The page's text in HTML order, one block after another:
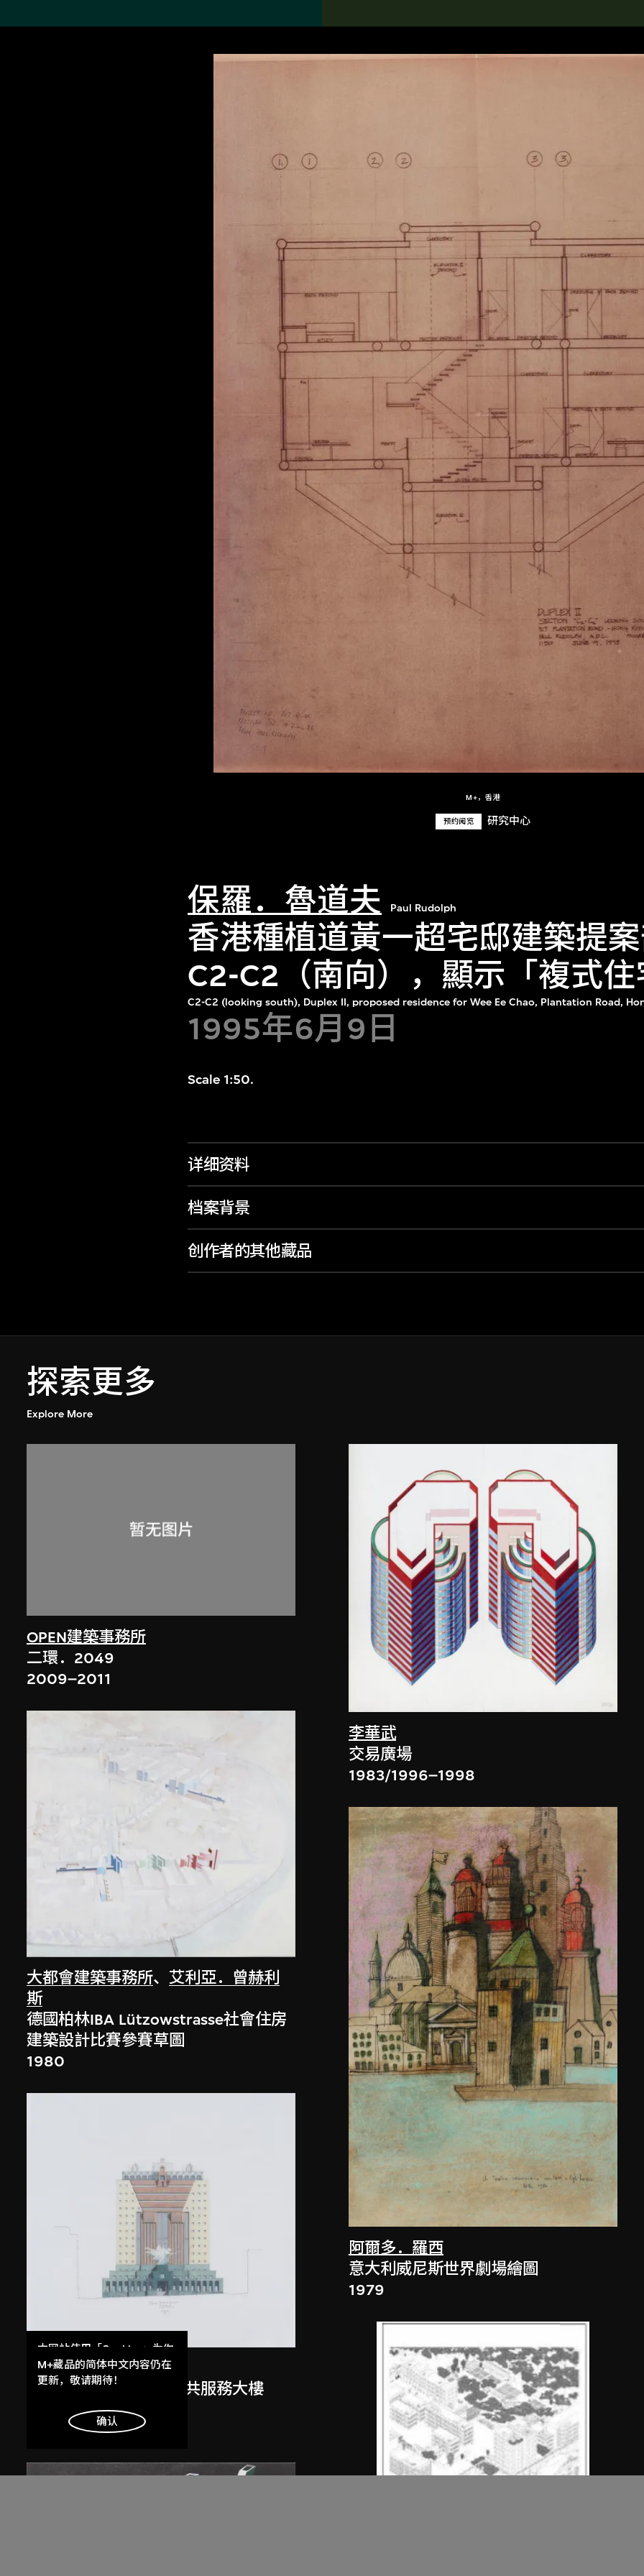
M+，香港
预约阅览 研究中心
保羅．魯道夫 Paul Rudolph
香港種植道黃一超宅邸建築提
C2-C2（南向），顯示「複式住
C2-C2 (looking south), Duplex II, proposed residence for Wee Ee Chao, Plantation Road,
1995年6月9日
Scale 1:50.
详细资料
档案背景
创作者的其他藏品
探索更多
Explore More
OPEN建築事務所
二環．2049
2009–2011
大都會建築事務所、艾利亞．曾赫利
斯
德國柏林IBA Lützowstrasse社會住房
建築設計比賽參賽草圖
1980
邁克爾．格雷夫斯
美國俄勒岡州波特蘭公共服務大樓
（1979–1982）繪圖
李華武
交易廣場
1983/1996–1998
阿爾多．羅西
意大利威尼斯世界劇場繪圖
1979
本网站使用「Cookies」为你
提供最好的网站体验。
了解更多
明白
M+藏品的简体中文内容仍在
更新，敬请期待！
确认